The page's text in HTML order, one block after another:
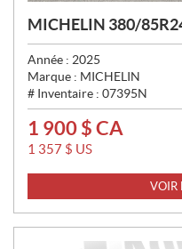
MICHELIN 380/
Année : 2025
Marque : MICHELIN
# Inventaire : 07395N
P
R
:
1 900 $ CA
1 357 $ US
VOIR